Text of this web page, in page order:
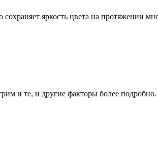
яркость цвета на протяжении
и те, и другие факторы более подробно.